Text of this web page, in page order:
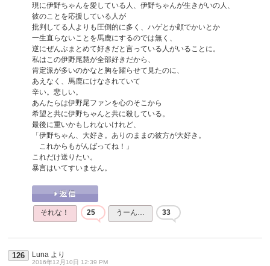
現に伊野ちゃんを愛している人、伊野ちゃんが生きがいの人、
彼のことを応援している人が
批判してる人よりも圧倒的に多く、ハゲとか顔でかいとか
一生直らないことを馬鹿にするのでは無く、
逆にぜんぶまとめて好きだと言っている人がいることに。
私はこの伊野尾慧が全部好きだから、
肯定派が多いのかなと胸を躍らせて見たのに、
あえなく、馬鹿にけなされていて
辛い。悲しい。
あんたらは伊野尾ファンを心のそこから
希望と共に伊野ちゃんと共に殺している。
最後に重いかもしれないけれど、
「伊野ちゃん、大好き。ありのままの彼方が大好き。
これからもがんばってね！」
これだけ送りたい。
暴言はいてすいません。
それな！ 25 うーん… 33
126 Luna より
2016年12月10日 12:39 PM